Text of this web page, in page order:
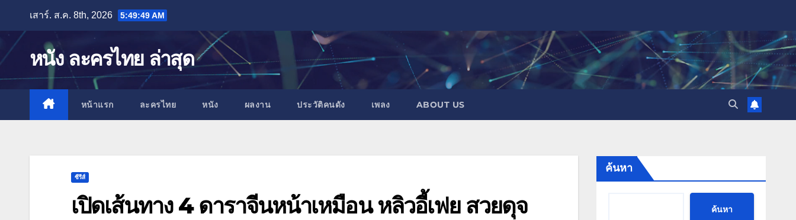
content
เสาร์. ส.ค. 8th, 2026 5:49:50 AM
หนัง ละครไทย ล่าสุด
หน้าแรก ละครไทย หนัง ผลงาน ประวัติคนดัง เพลง ABOUT US
ซีรีส์
เปิดเส้นทาง 4 ดาราจีนหน้าเหมือน หลิวอี้เฟย สวยดุจ
ค้นหา
ค้นหา